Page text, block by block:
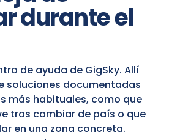
durante el
de ayuda de GigSky. Allí
soluciones documentadas
más habituales, como que
tras cambiar de país o que
en una zona concreta.